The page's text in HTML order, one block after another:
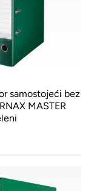
samostojeći bez
MASTER